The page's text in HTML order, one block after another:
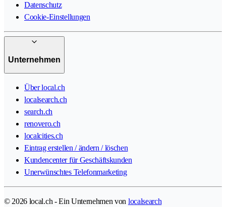
Datenschutz
Cookie-Einstellungen
Unternehmen
Über local.ch
localsearch.ch
search.ch
renovero.ch
localcities.ch
Eintrag erstellen / ändern / löschen
Kundencenter für Geschäftskunden
Unerwünschtes Telefonmarketing
© 2026 local.ch - Ein Unternehmen von localsearch